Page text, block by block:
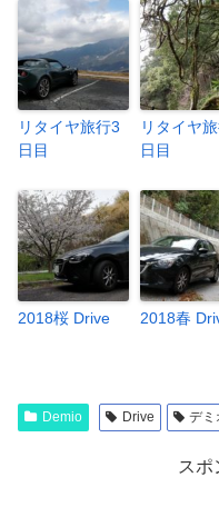
リタイヤ旅行3
日目
リタイヤ
日目
2018桜 Drive 2018春
Demio Drive デミ
スポ